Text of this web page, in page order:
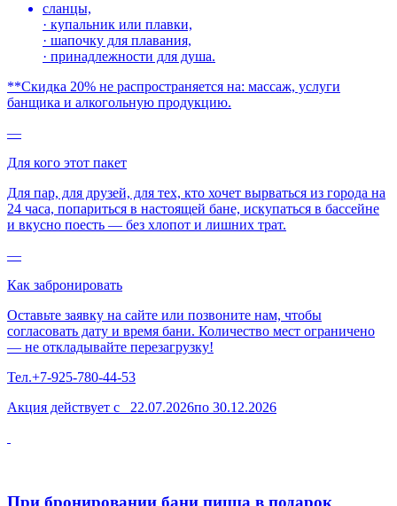
сланцы,
· купальник или плавки,
· шапочку для плавания,
· принадлежности для душа.
**Скидка 20% не распространяется на: массаж, услуги
банщика и алкогольную продукцию.
—
Для кого этот пакет
Для пар, для друзей, для тех, кто хочет вырваться из города на
24 часа, попариться в настоящей бане, искупаться в бассейне
и вкусно поесть — без хлопот и лишних трат.
—
Как забронировать
Оставьте заявку на сайте или позвоните нам, чтобы
согласовать дату и время бани. Количество мест ограничено
— не откладывайте перезагрузку!
Тел.+7-925-780-44-53
Акция действует с 22.07.2026по 30.12.2026
При бронировании бани пицца в подарок